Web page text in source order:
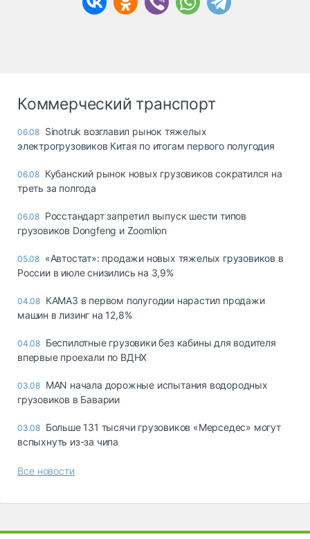
Коммерческий транспорт
06.08 Sinotruk возглавил рынок тяжелых
электрогрузовиков Китая по итогам первого полугодия
06.08 Кубанский рынок новых грузовиков сократился на
треть за полгода
06.08 Росстандарт запретил выпуск шести типов
грузовиков Dongfeng и Zoomlion
05.08 «Автостат»: продажи новых тяжелых грузовиков в
России в июле снизились на 3,9%
04.08 КАМАЗ в первом полугодии нарастил продажи
машин в лизинг на 12,8%
04.08 Беспилотные грузовики без кабины для водителя
впервые проехали по ВДНХ
03.08 MAN начала дорожные испытания водородных
грузовиков в Баварии
03.08 Больше 131 тысячи грузовиков «Мерседес» могут
вспыхнуть из-за чипа
Все новости